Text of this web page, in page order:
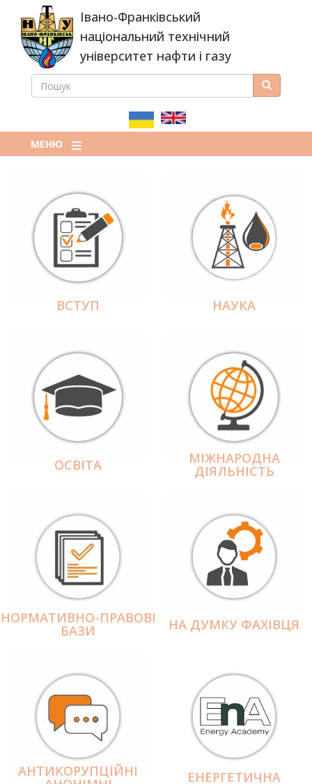
основного
вмісту
Івано-Франківський
національний технічний
університет нафти і газу
ПОШУКОВА
ПОШУК Пошук
МЕНЮ
ВСТУП НАУКА
ОСВІТА МІЖНАРОДНА
ДІЯЛЬНІCТЬ
НОРМАТИВНО-ПРАВОВІ
БАЗИ НА ДУМКУ ФАХІВЦЯ
АНТИКОРУПЦІЙНІ ЕНЕРГЕТИЧНА